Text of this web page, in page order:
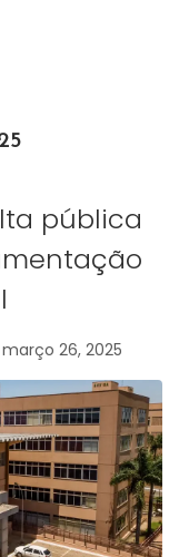
pública
março 26, 2025